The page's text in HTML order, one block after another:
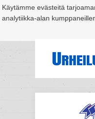
Käytämme evästeitä
analytiikka-alan
Suomi Espoo